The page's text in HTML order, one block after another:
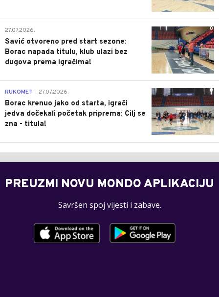
0
27.07.2026.
Savić otvoreno pred start sezone:
Borac napada titulu, klub ulazi bez
dugova prema igračima!
0
RUKOMET 27.07.2026.
Borac krenuo jako od starta, igrači
jedva dočekali početak priprema: Cilj se
zna - titula!
PREUZMI NOVU MONDO APLIKACIJU
Savršen spoj vijesti i zabave.